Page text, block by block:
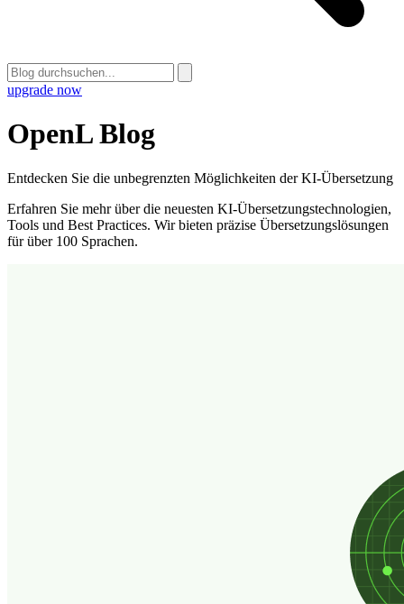
upgrade now
OpenL Blog
Entdecken Sie die unbegrenzten Möglichkeiten der KI-Übersetzung
Erfahren Sie mehr über die neuesten KI-Übersetzungstechnologien,
Tools und Best Practices. Wir bieten präzise Übersetzungslösungen
für über 100 Sprachen.